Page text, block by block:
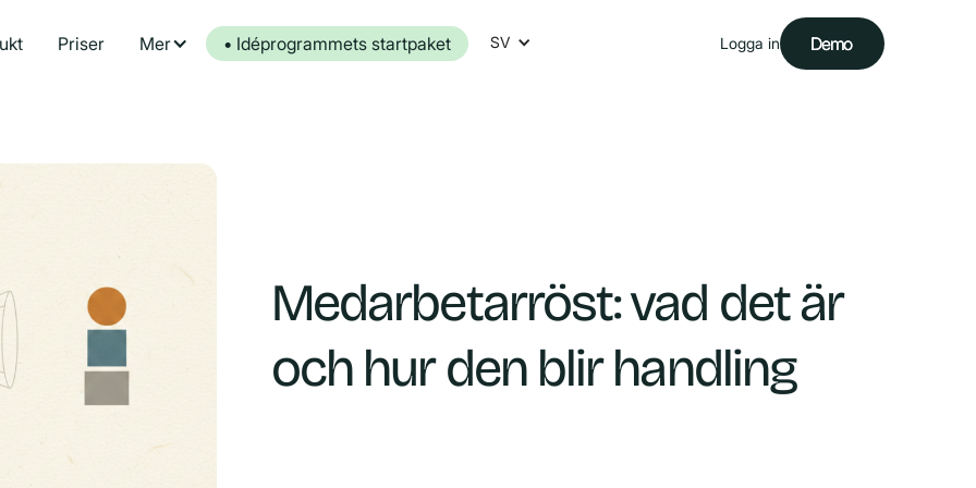
Priser Mer • Idéprogrammets startpaket SV Logga in Demo
Demo
Medarbetarröst: vad det är
och hur den blir handling